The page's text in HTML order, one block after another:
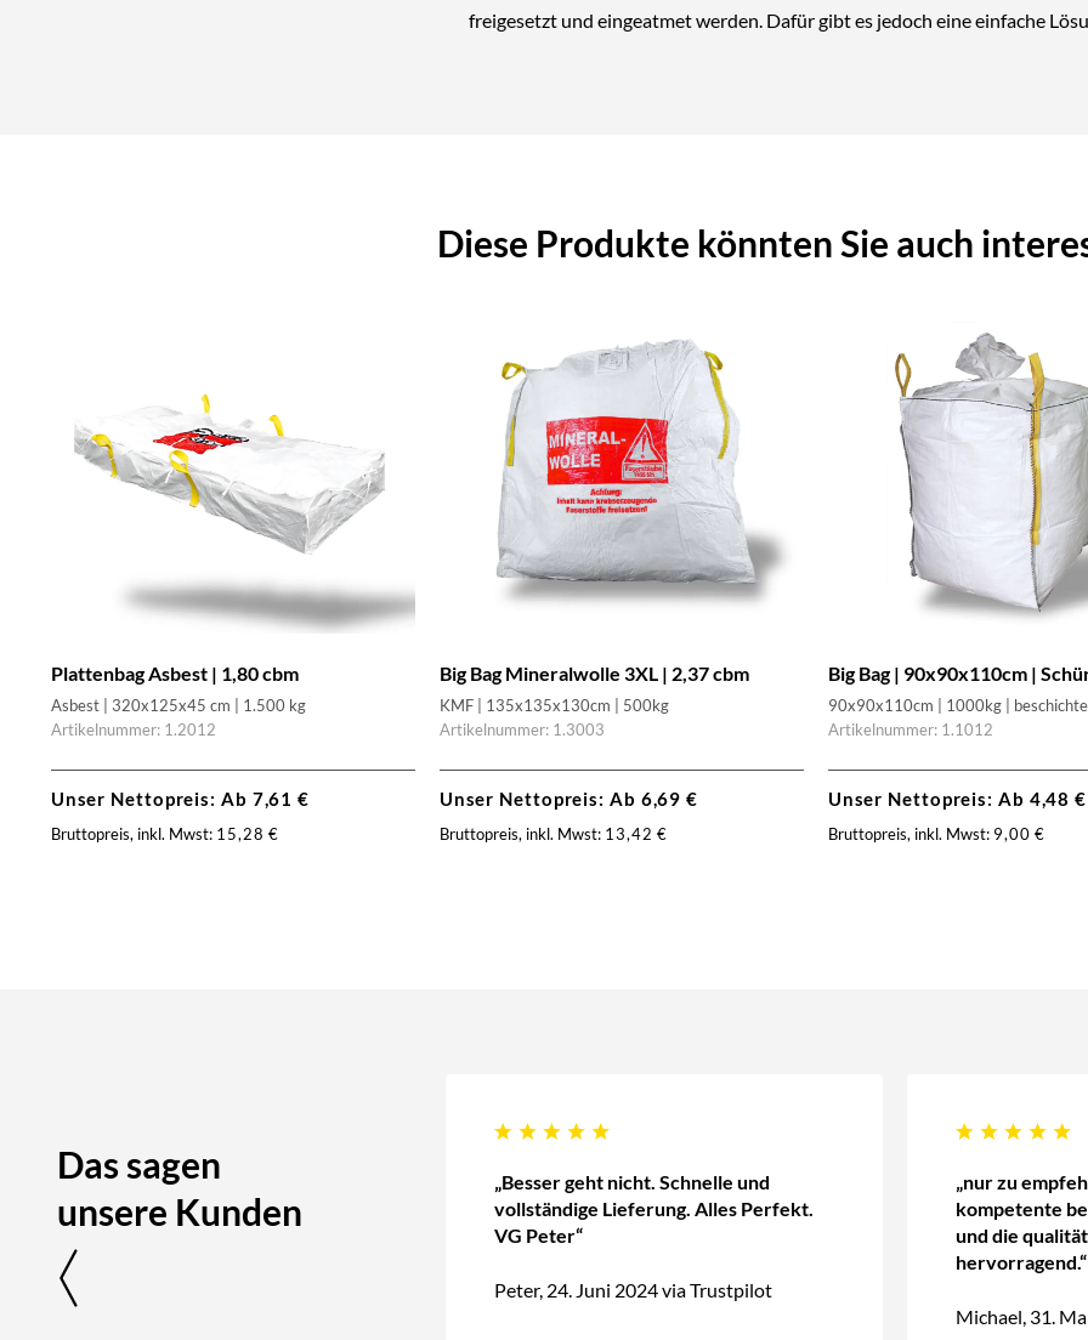
freigesetzt und eingeatmet werden. Dafür gibt es jedoch eine einfache
Diese Produkte könnten Sie auch
Plattenbag Asbest | 1,80 cbm
Asbest | 320x125x45 cm | 1.500 kg
Artikelnummer: 1.2012
Unser Nettopreis: Ab 7,61€
Bruttopreis, inkl. Mwst: 15,28€
Big Bag Mineralwolle 3XL | 2,37 cbm
KMF | 135x135x130cm | 500kg
Artikelnummer: 1.3003
Unser Nettopreis: Ab 6,69€
Bruttopreis, inkl. Mwst: 13,42€
Big Bag | 90x90x110cm |
90x90x110cm | 1000kg |
Artikelnummer: 1.1012
Unser Nettopreis: Ab 4,48€
Bruttopreis, inkl. Mwst: 9,00€
Das sagen
unsere Kunden
„Besser geht nicht. Schnelle und
vollständige Lieferung. Alles Perfekt.
VG Peter“
Peter, 24. Juni 2024 via Trustpilot
„nur zu
kompetente
und die
hervorragend.“
Michael, 31.